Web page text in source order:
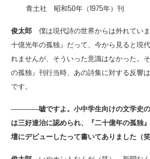
青土社 昭和50年（1975年）刊
俊太郎 僕は現代詩の世界からは外れてい
十億光年の孤独』だって、今から見ると現
れませんが、そういった意識はなかった。
の孤独』刊行当時、あの詩集に対する反響
です。
――――嘘ですよ。小中学生向けの文学史の
は三好達治に認められ、『二十億年の孤独
壇にデビューしたって書いてありました（笑